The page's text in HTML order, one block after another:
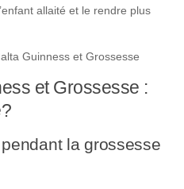
allaité et le rendre plus
Guinness et Grossesse
et Grossesse :
la grossesse